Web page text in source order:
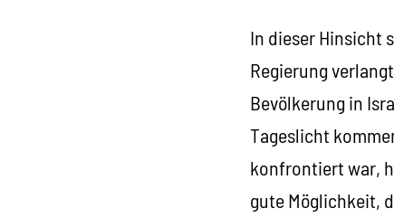
In dieser Hinsicht
Regierung
Bevölkerung in
Tageslicht
konfrontiert war,
gute Möglichkeit,